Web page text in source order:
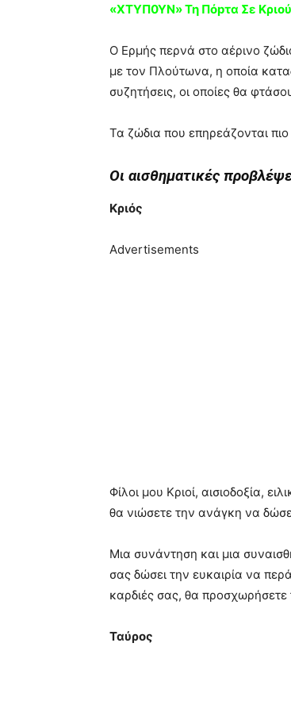
«ΧΤΥΠ0ΥΝ» Τη Πόpτα Σε
Ο Ερμής περνά στο αέρινο
με τον Πλούτωνα, η οποία
συζητήσεις, οι οποίες θα
Τα ζώδια που επηρεάζονται πιο
Οι αισθηματικές
Κριός
Advertisements
Φίλοι μου Κριοί, αισιοδοξία,
θα νιώσετε την ανάγκη να
Μια συνάντηση και μια
σας δώσει την ευκαιρία να
καρδιές σας, θα προσχωρήσετε
Ταύρος